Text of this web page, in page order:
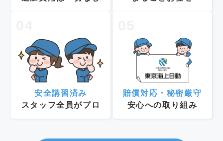
安全講習済み
スタッフ全員がプロ
賠償対応・秘密厳守
安心への取り組み